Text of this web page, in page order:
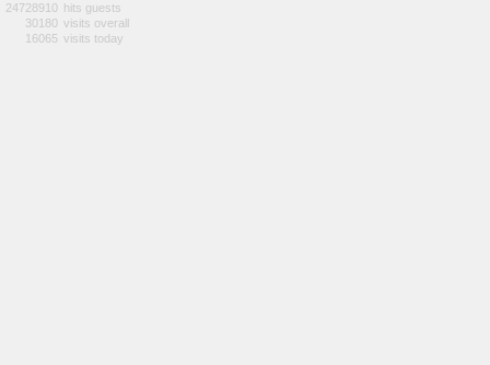
24728910 hits guests
30180 visits overall
16065 visits today